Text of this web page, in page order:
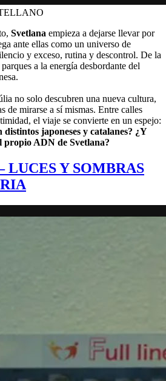
Svetlana empieza a dejarse llevar por
ante ellas como un universo de
y exceso, rutina y descontrol. De la
a la energía desbordante del
no solo descubren una nueva cultura,
de mirarse a sí mismas. Entre calles
el viaje se convierte en un espejo:
japoneses y catalanes? ¿Y
propio ADN de Svetlana?
Y SOMBRAS